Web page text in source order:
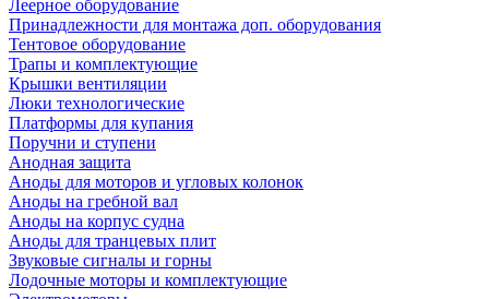
Леерное оборудование
Принадлежности для монтажа доп. оборудования
Тентовое оборудование
Трапы и комплектующие
Крышки вентиляции
Люки технологические
Платформы для купания
Поручни и ступени
Анодная защита
Аноды для моторов и угловых колонок
Аноды на гребной вал
Аноды на корпус судна
Аноды для транцевых плит
Звуковые сигналы и горны
Лодочные моторы и комплектующие